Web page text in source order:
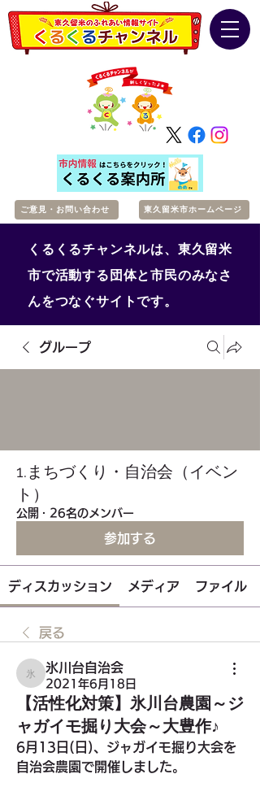
ご意見・お問い合わせ 東久留米市ホームページ
くるくるチャンネルは、東久留米
市で活動する団体と市民のみなさ
んをつなぐサイトです。
グループ
1.まちづくり・自治会（イベン
ト）
公開 · 26名のメンバー
参加する
ディスカッション メディア ファイル
戻る
氷川台自治会
氷川台自治会
2021年6月18日
【活性化対策】氷川台農園～ジ
ャガイモ掘り大会～大豊作♪
6月13日(日)、ジャガイモ掘り大会を
自治会農園で開催しました。